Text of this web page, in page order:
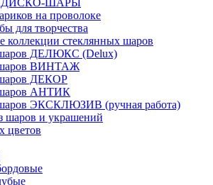
ДИСКО-ШАРЫ
на проволоке
для творчества
коллекции стеклянных шаров
ДЕЛЮКС (Delux)
шаров ВИНТАЖ
ДЕКОР
АНТИК
ЭКСКЛЮЗИВ (ручная работа)
шаров и украшений
цветов